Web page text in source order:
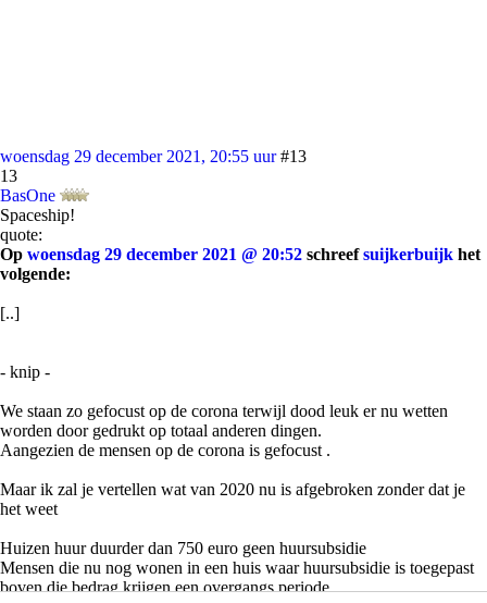
woensdag 29 december 2021, 20:55 uur #13
13
BasOne
Spaceship!
quote:
Op woensdag 29 december 2021 @ 20:52 schreefsuijkerbuijk het
volgende:
[..]
- knip -
We staan zo gefocust op de corona terwijl dood leuk er nu wetten
worden door gedrukt op totaal anderen dingen.
Aangezien de mensen op de corona is gefocust .
Maar ik zal je vertellen wat van 2020 nu is afgebroken zonder dat je
het weet
Huizen huur duurder dan 750 euro geen huursubsidie
Mensen die nu nog wonen in een huis waar huursubsidie is toegepast
boven die bedrag krijgen een overgangs periode .